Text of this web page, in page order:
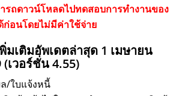
รถดาวน์โหลดไปทดสอบการทำงานของ
ก่อนโดยไม่มีค่าใช้จ่าย
มเติมอัพเดตล่าสุด 1 เมษายน
เวอร์ชั่น 4.55)
/ใบแจ้งหนี้